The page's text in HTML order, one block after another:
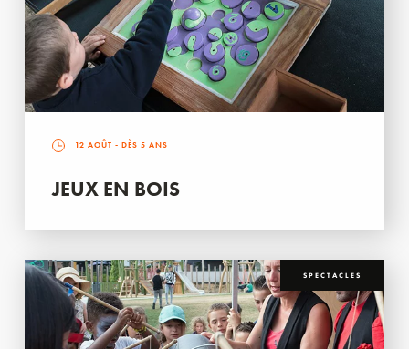
12 AOÛT - DÈS 5 ANS
JEUX EN BOIS
SPECTACLES